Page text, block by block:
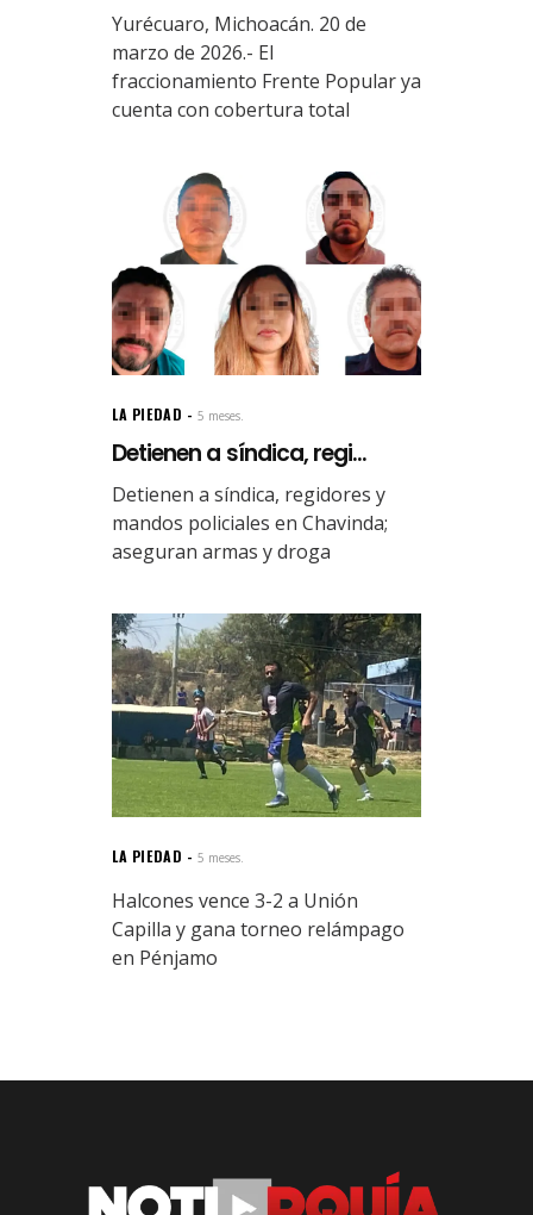
Yurécuaro, Michoacán. 20 de
marzo de 2026.- El
fraccionamiento Frente Popular ya
cuenta con cobertura total
LA PIEDAD 5 meses.
Detienen a síndica, regi...
Detienen a síndica, regidores y
mandos policiales en Chavinda;
aseguran armas y droga
LA PIEDAD 5 meses.
Halcones vence 3-2 a Unión
Capilla y gana torneo relámpago
en Pénjamo